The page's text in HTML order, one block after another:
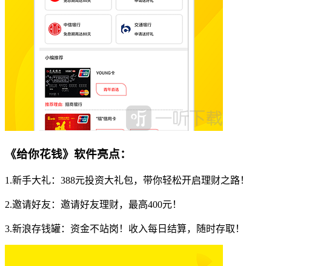
《给你花钱》软件亮点：
1.新手大礼：388元投资大礼包，带你轻松开启理财之路！
2.邀请好友：邀请好友理财，最高400元！
3.新浪存钱罐：资金不站岗！收入每日结算，随时存取！